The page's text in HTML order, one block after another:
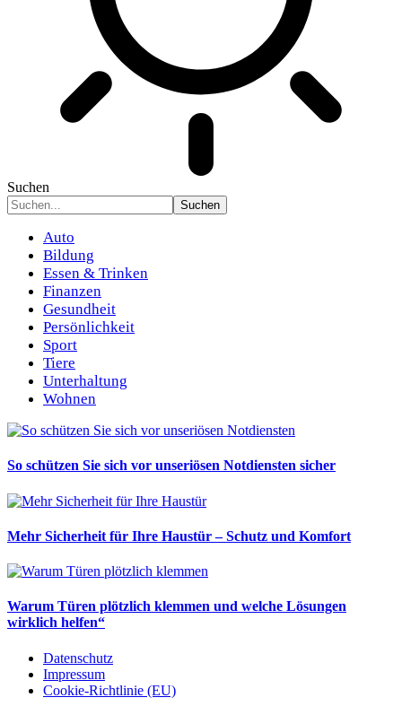
Suchen
Auto
Bildung
Essen & Trinken
Finanzen
Gesundheit
Persönlichkeit
Sport
Tiere
Unterhaltung
Wohnen
So schützen Sie sich vor unseriösen Notdiensten sicher
Mehr Sicherheit für Ihre Haustür – Schutz und Komfort
Warum Türen plötzlich klemmen und welche Lösungen
wirklich helfen“
Datenschutz
Impressum
Cookie-Richtlinie (EU)